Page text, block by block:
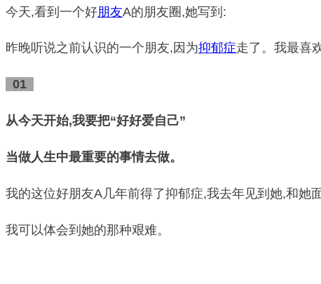
今天,看到一个好朋友A的朋友圈,她写到:
昨晚听说之前认识的一个朋友,因为抑郁症走了。我最喜
01
从今天开始,我要把“好好爱自己”
当做人生中最重要的事情去做。
我的这位好朋友A几年前得了抑郁症,我去年见到她,和她
我可以体会到她的那种艰难。